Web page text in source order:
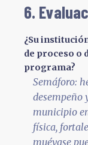
6.
¿Su
de proceso o
programa?
Semáforo:
desempeño
municipio
física,
muévase